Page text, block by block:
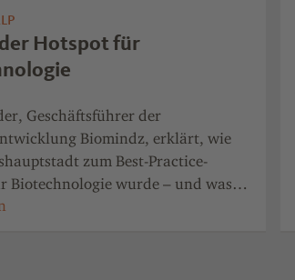
Hotspot für
Geschäftsführer der
Biomindz, erklärt, wie
zum Best-Practice-
Biotechnologie wurde – und was